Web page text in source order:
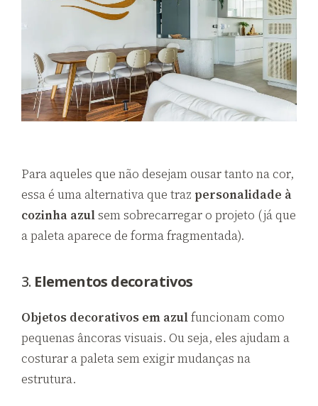
Para aqueles que não desejam ousar tanto na cor,
essa é uma alternativa que traz personalidade à
cozinha azulsem sobrecarregar o projeto (já que
a paleta aparece de forma fragmentada).
3. Elementos decorativos
Objetos decorativos em azulfuncionam como
pequenas âncoras visuais. Ou seja, eles ajudam a
costurar a paleta sem exigir mudanças na
estrutura.